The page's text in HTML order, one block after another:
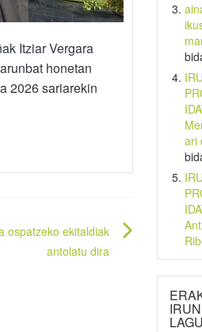
Itziar Vergara
honetan
2026 sariarekin
ospatzeko ekitaldiak
antolatu dira
ari